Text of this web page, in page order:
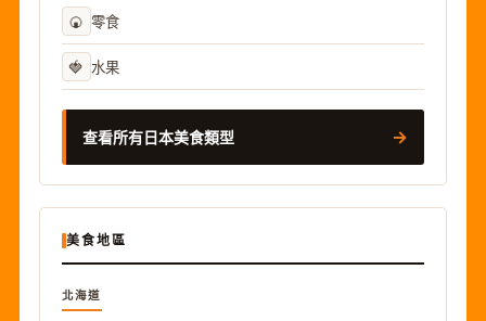
🍘 零食
🍓 水果
查看所有日本美食類型 →
美食地區
北海道